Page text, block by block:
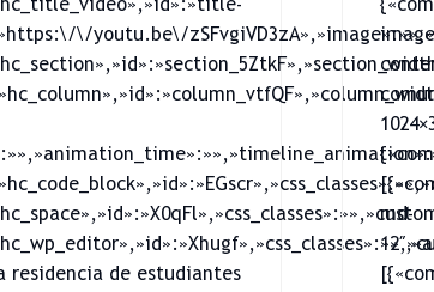
\/youtu.be\/
residencia de estudiantes
md-